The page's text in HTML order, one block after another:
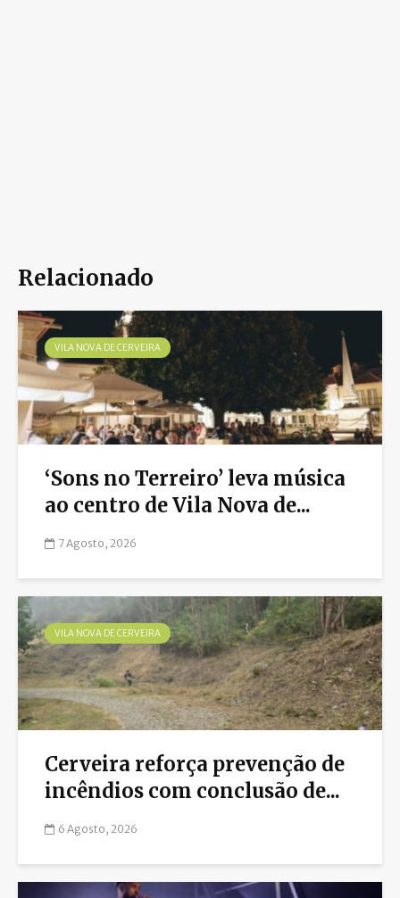
Relacionado
VILA NOVA DE CERVEIRA
‘Sons no Terreiro’ leva música
ao centro de Vila Nova de...
7 Agosto, 2026
VILA NOVA DE CERVEIRA
Cerveira reforça prevenção de
incêndios com conclusão de...
6 Agosto, 2026